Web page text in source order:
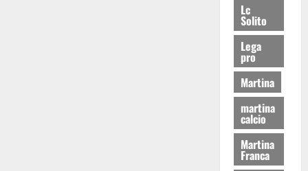
Lc
Solito
Lega
pro
Martina
martina
calcio
Martina
Franca